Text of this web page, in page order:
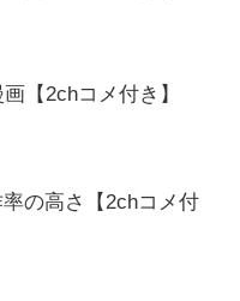
【2chコメ付き】
の高さ【2chコメ付